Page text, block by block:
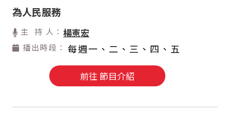
為人民服務
主 持 人： 楊憲宏
播出時段： 每週一、二、三、四、五
前往 節目介紹